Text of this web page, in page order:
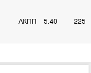
АКПП 5.40 225